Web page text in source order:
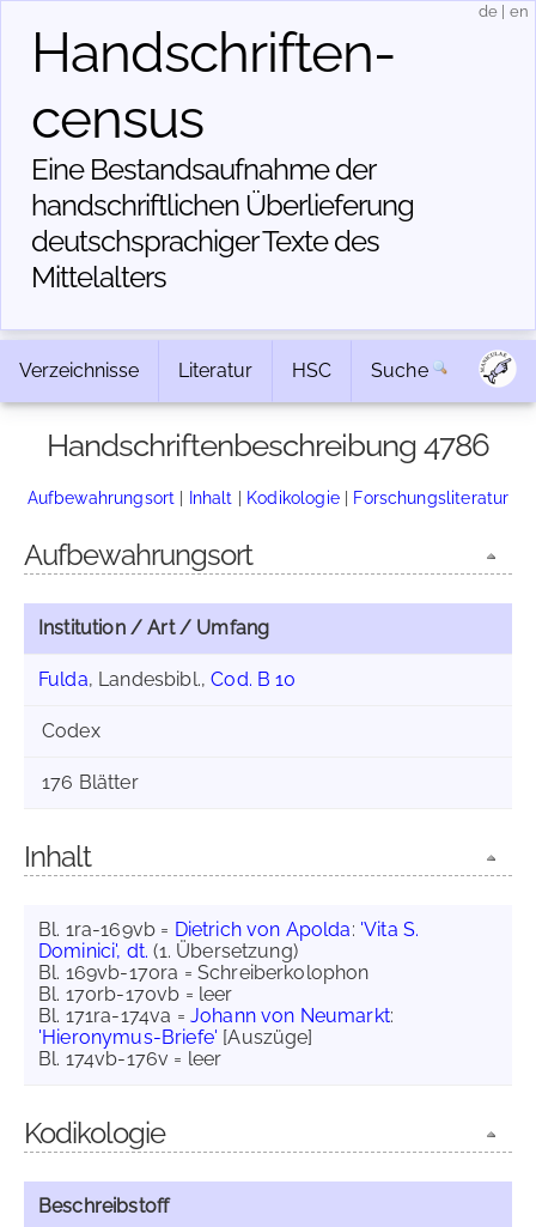
Handschriften­
census
Eine Bestandsaufnahme der
handschriftlichen Über­lieferung
deutschsprachiger Texte des
Mittelalters
de en
Verzeichnisse Literatur HSC Suche
Handschriftenbeschreibung 4786
Aufbewahrungsort | Inhalt | Kodikologie| Forschungsliteratur
Aufbewahrungsort
Institution / Art / Umfang
Fulda, Landesbibl.,Cod. B 10
Codex
176 Blätter
Inhalt
Bl. 1ra-169vb = Dietrich von Apolda: 'Vita S.
Dominici', dt. (1. Übersetzung)
Bl. 169vb-170ra = Schreiberkolophon
Bl. 170rb-170vb = leer
Bl. 171ra-174va = Johann von Neumarkt:
'Hieronymus-Briefe' [Auszüge]
Bl. 174vb-176v = leer
Kodikologie
Beschreibstoff